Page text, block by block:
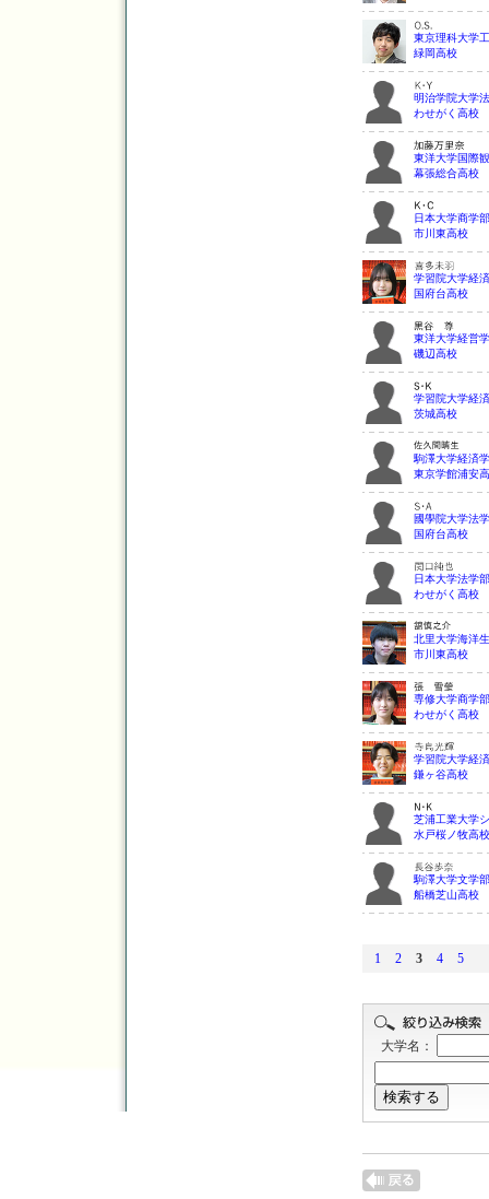
東京理科大学
緑岡高校
明治学院大学
わせがく高校
東洋大学国際
幕張総合高校
日本大学商学部
市川東高校
学習院大学経
国府台高校
東洋大学経営
磯辺高校
学習院大学経
茨城高校
駒澤大学経済
東京学館浦安
國學院大学法
国府台高校
日本大学法学部
わせがく高校
北里大学海洋
市川東高校
専修大学商学部
わせがく高校
学習院大学経
鎌ヶ谷高校
芝浦工業大学
水戸桜ノ牧高校
駒澤大学文学部
船橋芝山高校
1 2 3 4 5
大学名：